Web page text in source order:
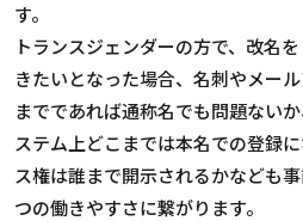
す。
トランスジェンダーの方で、改名
きたいとなった場合、名刺やメー
までであれば通称名でも問題ない
ステム上どこまでは本名での登録
ス権は誰まで開示されるかなども
つの働きやすさに繋がります。